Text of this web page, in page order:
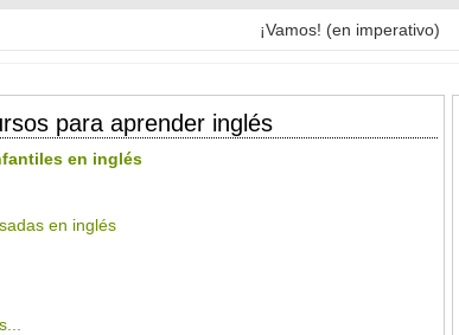
¡Vamos! (en imperativo)
para aprender inglés
en inglés
en inglés